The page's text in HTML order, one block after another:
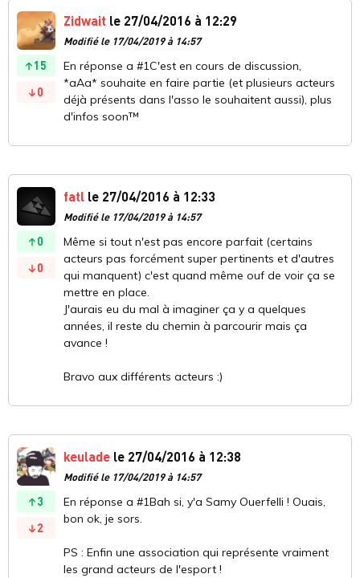
15
0
Zidwait le 27/04/2016 à 12:29
Modifié le 17/04/2019 à 14:57
En réponse a #1C'est en cours de discussion,
*aAa* souhaite en faire partie (et plusieurs acteurs
déjà présents dans l'asso le souhaitent aussi), plus
d'infos soon™
0
0
fatl le 27/04/2016 à 12:33
Modifié le 17/04/2019 à 14:57
Même si tout n'est pas encore parfait (certains
acteurs pas forcément super pertinents et d'autres
qui manquent) c'est quand même ouf de voir ça se
mettre en place.
J'aurais eu du mal à imaginer ça y a quelques
années, il reste du chemin à parcourir mais ça
avance !
Bravo aux différents acteurs :)
3
2
keulade le 27/04/2016 à 12:38
Modifié le 17/04/2019 à 14:57
En réponse a #1Bah si, y'a Samy Ouerfelli ! Ouais,
bon ok, je sors.
PS : Enfin une association qui représente vraiment
les grand acteurs de l'esport !